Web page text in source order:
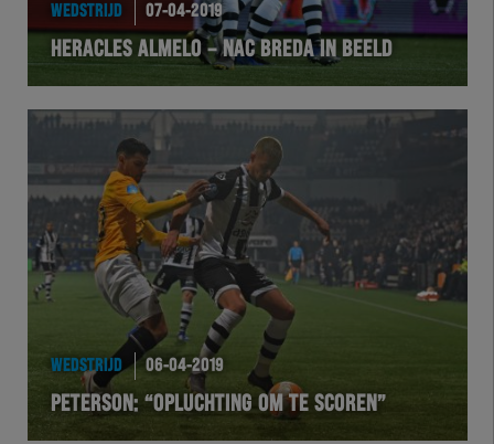
WEDSTRIJD 07-04-2019
HERACLES ALMELO – NAC BREDA IN BEELD
WEDSTRIJD 06-04-2019
PETERSON: “OPLUCHTING OM TE SCOREN”